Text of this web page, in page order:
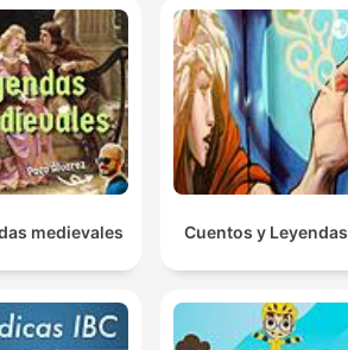
medievales Cuentos y Leyendas